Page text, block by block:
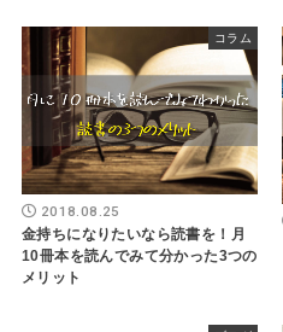
コラム
2018.08.25
金持ちになりたいなら読書を！月
10冊本を読んでみて分かった3つの
メリット